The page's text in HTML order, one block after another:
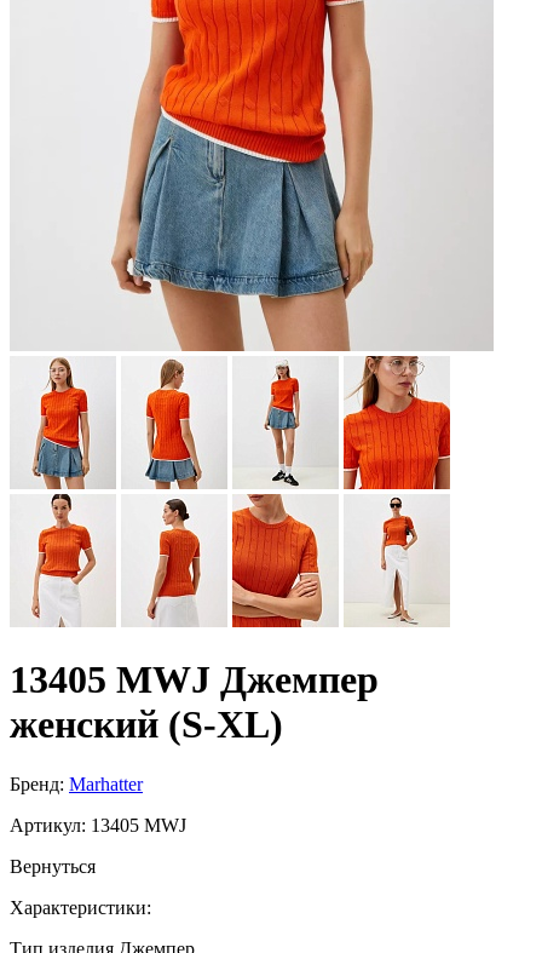
13405 MWJ Джемпер
женский (S-XL)
Бренд: Marhatter
Артикул: 13405 MWJ
Вернуться
Характеристики:
Тип изделия Джемпер